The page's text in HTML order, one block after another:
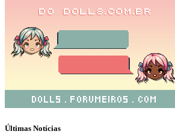
Últimas Notícias